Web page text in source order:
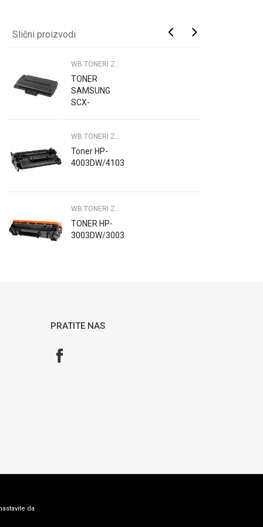
Slični proizvodi
WB TONERI ZA PRINTERE
TONER
SAMSUNG
SCX-
WB TONERI ZA PRINTERE
Toner HP-
4003DW/4103DW/WB
WB TONERI ZA PRINTERE
TONER HP-
3003DW/3003DN/3103/WB
PRATITE NAS
da